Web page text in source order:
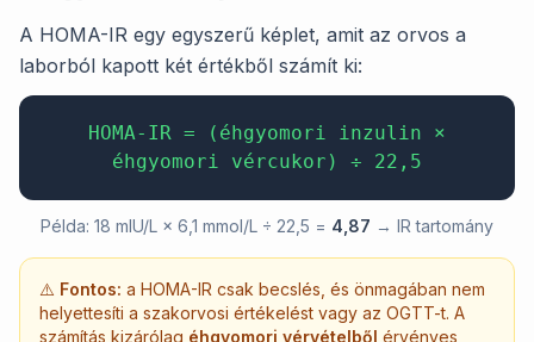
A HOMA-IR egy egyszerű képlet, amit az orvos a
laborból kapott két értékből számít ki:
HOMA-IR = (éhgyomori inzulin ×
éhgyomori vércukor) ÷ 22,5
Példa: 18 mIU/L × 6,1 mmol/L ÷ 22,5 = 4,87 → IR tartomány
⚠️ Fontos: a HOMA-IR csak becslés, és önmagában nem
helyettesíti a szakorvosi értékelést vagy az OGTT-t. A
számítás kizárólag éhgyomori vérvételből érvényes